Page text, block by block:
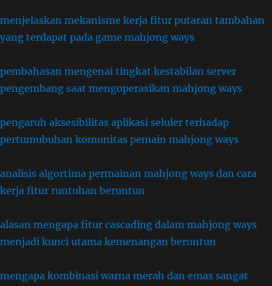
menjelaskan mekanisme kerja fitur putaran tambahan
yang terdapat pada game mahjong ways
pembahasan mengenai tingkat kestabilan server
pengembang saat mengoperasikan mahjong ways
pengaruh aksesibilitas aplikasi seluler terhadap
pertumubuhan komunitas pemain mahjong ways
analisis algortima permainan mahjong ways dan cara
kerja fitur runtuhan beruntun
alasan mengapa fitur cascading dalam mahjong ways
menjadi kunci utama kemenangan beruntun
mengapa kombinasi warna merah dan emas sangat